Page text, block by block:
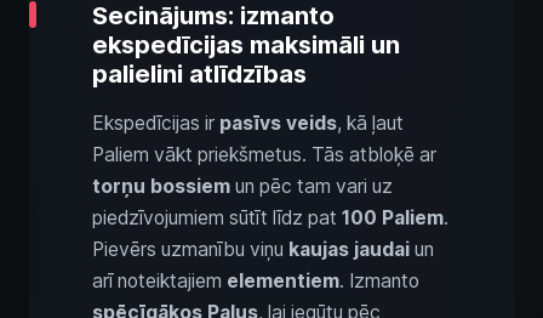
Secinājums: izmanto
ekspedīcijas maksimāli un
palielini atlīdzības
Ekspedīcijas ir pasīvs veids, kā ļaut
Paliem vākt priekšmetus. Tās atbloķē ar
torņu bossiem un pēc tam vari uz
piedzīvojumiem sūtīt līdz pat 100 Paliem.
Pievērs uzmanību viņu kaujas jaudai un
arī noteiktajiem elementiem. Izmanto
spēcīgākos Palus, lai iegūtu pēc